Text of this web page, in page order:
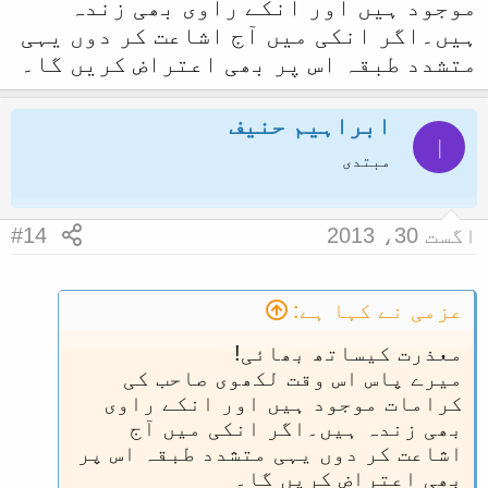
، حالانکہ غلط کرداری کسی صوفی
کیساتھ مختص نہیں ،اللہ کا لاکھ لاکھ
شکر ہے ، ہمارا واسطہ کسی غلط
کردار صوفی سے نہیں پڑا،ہمارا
تعلق ہمیشہ نیک سیرت صوفیاء اور
عالی مرتبت اہل علم سے رہا ہے
بزم ارجمند ص۲۸)
موجود ہیں اور انکے راوی بھی زندہ
ہیں۔اگر انکی میں آج اشاعت کر دوں یہی
متشدد طبقہ اس پر بھی اعتراض کریں گا۔
ا
ابراہیم حنیف
مبتدی
اگست 30، 2013 #14
عزمی نے کہا ہے:
معذرت کیساتھ بھائی!
میرے پاس اس وقت لکھوی صاحب کی
کرامات موجود ہیں اور انکے راوی
بھی زندہ ہیں۔اگر انکی میں آج
اشاعت کر دوں یہی متشدد طبقہ اس پر
بھی اعتراض کریں گا۔